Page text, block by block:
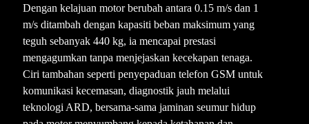
Dengan kelajuan motor berubah antara 0.15 m/s dan 1
m/s ditambah dengan kapasiti beban maksimum yang
teguh sebanyak 440 kg, ia mencapai prestasi
mengagumkan tanpa menjejaskan kecekapan tenaga.
Ciri tambahan seperti penyepaduan telefon GSM untuk
komunikasi kecemasan, diagnostik jauh melalui
teknologi ARD, bersama-sama jaminan seumur hidup